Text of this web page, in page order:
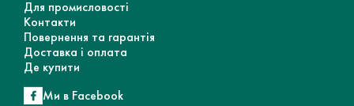
Для промисловості
Контакти
Повернення та гарантія
Доставка і оплата
Де купити
Ми в Facebook